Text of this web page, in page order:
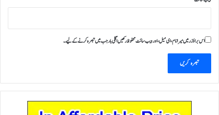
اس براؤزر میں میرا نام، ای میل، اور ویب سائٹ محفوظ رکھیں اگلی بار جب میں تبصرہ کرنے کےلیے۔